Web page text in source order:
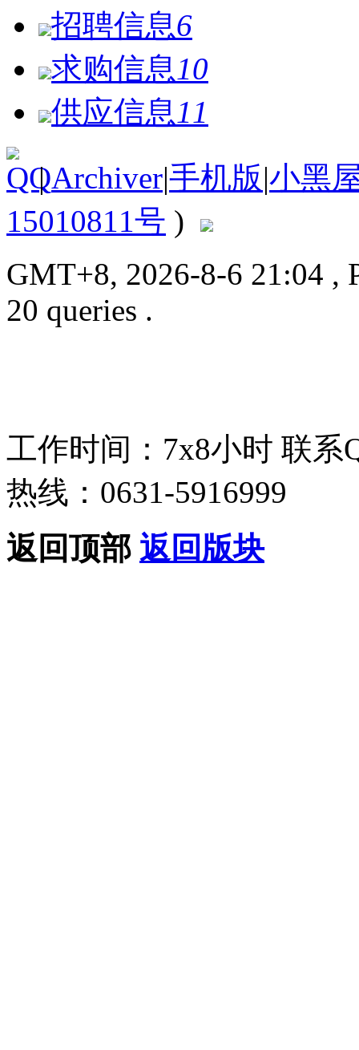
招聘信息6
求购信息 10
供应信息 11
| Archiver|手机版|小黑
15010811号 )
GMT+8, 2026-8-6 21:04 ,
20 queries .
工作时间：7x8小时 联系
热线：0631-5916999
返回顶部 返回版块